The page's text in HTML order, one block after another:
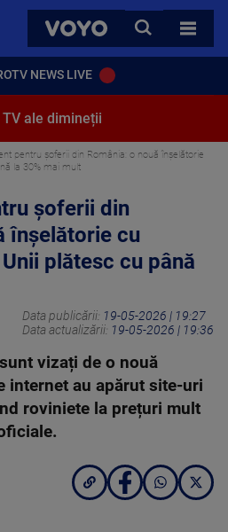
VOYO
CAUTA
TOATE
NEWS LIVE
TV ale dimineții
pentru șoferii din România: o nouă înșelătorie
la 30% mai mult
șoferii din
înșelătorie cu
plătesc cu până
Data publicării: 19-05-2026 | 19:27
Data actualizării: 19-05-2026 | 19:36
vizați de o nouă
internet au apărut site-uri
roviniete la prețuri mult